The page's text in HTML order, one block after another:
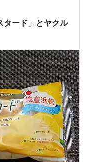
じられ、一気にハ
ってしまったのは
買っていこ…
タード」とヤクル